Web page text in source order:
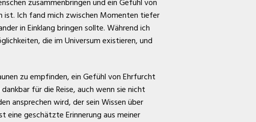
ist. Ich fand mich zwischen Momenten tiefer
in Einklang bringen sollte. Während ich
die im Universum existieren, und
zu empfinden, ein Gefühl von Ehrfurcht
für die Reise, auch wenn sie nicht
ansprechen wird, der sein Wissen über
eine geschätzte Erinnerung aus meiner